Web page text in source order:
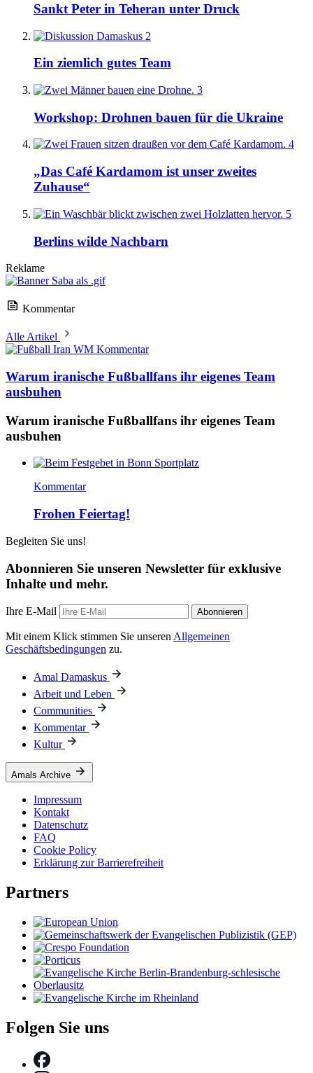
Sankt Peter in Teheran unter Druck
2
Ein ziemlich gutes Team
3
Workshop: Drohnen bauen für die Ukraine
4
„Das Café Kardamom ist unser zweites
Zuhause“
5
Berlins wilde Nachbarn
Reklame
Kommentar
Alle Artikel
Kommentar
Warum iranische Fußballfans ihr eigenes Team
ausbuhen
Warum iranische Fußballfans ihr eigenes Team
ausbuhen
Kommentar
Frohen Feiertag!
Begleiten Sie uns!
Abonnieren Sie unseren Newsletter für exklusive
Inhalte und mehr.
Ihre E-Mail Abonnieren
Mit einem Klick stimmen Sie unseren Allgemeinen
Geschäftsbedingungen zu.
Amal Damaskus
Arbeit und Leben
Communities
Kommentar
Kultur
Amals Archive
Impressum
Kontakt
Datenschutz
FAQ
Cookie Policy
Erklärung zur Barrierefreiheit
Partners
Folgen Sie uns